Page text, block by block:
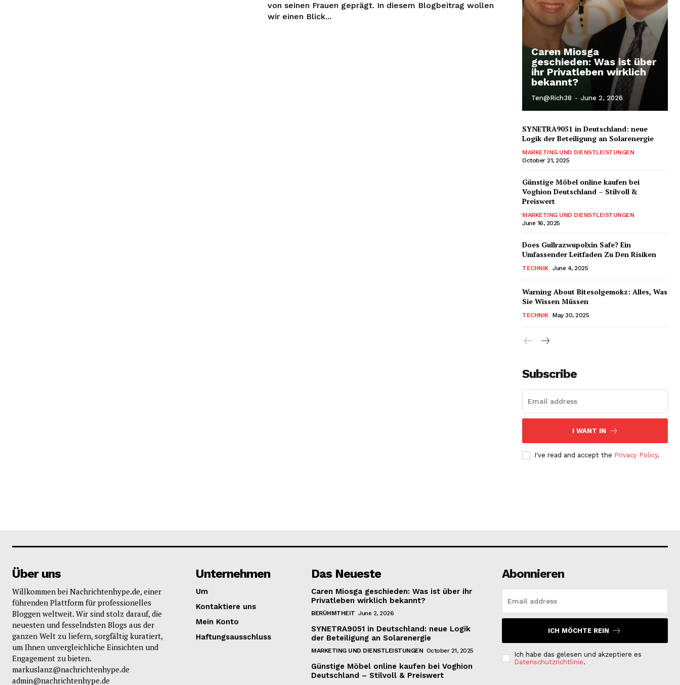
von seinen Frauen geprägt. In diesem Blogbeitrag wollen
wir einen Blick...
Caren Miosga
geschieden: Was ist über
ihr Privatleben wirklich
bekannt?
Ten@rich38 - June 2, 2026
SYNETRA9051 in Deutschland: neue
Logik der Beteiligung an Solarenergie
MARKETING UND DIENSTLEISTUNGEN
October 21, 2025
Günstige Möbel online kaufen bei
Voghion Deutschland – Stilvoll &
Preiswert
MARKETING UND DIENSTLEISTUNGEN
June 16, 2025
Does Gullrazwupolxin Safe? Ein
Umfassender Leitfaden Zu Den Risiken
TECHNIK June 4, 2025
Warning About Bitesolgemokz: Alles, Was
Sie Wissen Müssen
TECHNIK May 30, 2025
Subscribe
I WANT IN
I've read and accept the Privacy Policy.
Über uns
Willkommen bei Nachrichtenhype.de, einer
führenden Plattform für professionelles
Bloggen weltweit. Wir sind stolz darauf, die
neuesten und fesselndsten Blogs aus der
ganzen Welt zu liefern, sorgfältig kuratiert,
um Ihnen unvergleichliche Einsichten und
Engagement zu bieten.
markuslanz@nachrichtenhype.de
admin@nachrichtenhype.de
Unternehmen
Um
Kontaktiere uns
Mein Konto
Haftungsausschluss
Das Neueste
Caren Miosga geschieden: Was ist über ihr
Privatleben wirklich bekannt?
BERÜHMTHEIT June 2, 2026
SYNETRA9051 in Deutschland: neue Logik
der Beteiligung an Solarenergie
MARKETING UND DIENSTLEISTUNGEN October 21, 2025
Günstige Möbel online kaufen bei Voghion
Deutschland – Stilvoll & Preiswert
Abonnieren
ICH MÖCHTE REIN
Ich habe das gelesen und akzeptiere es
Datenschutzrichtlinie.